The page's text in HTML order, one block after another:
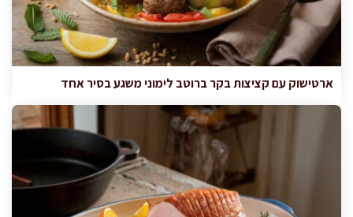
ארטישוק עם קציצות בקר ברוטב לימוני משגע בסיר אחד